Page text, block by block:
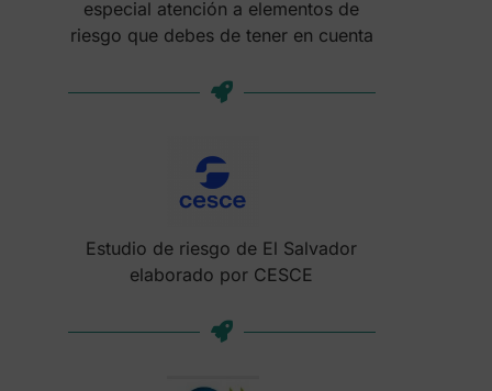
especial atención a elementos de
riesgo que debes de tener en cuenta
Estudio de riesgo de El Salvador
elaborado por CESCE